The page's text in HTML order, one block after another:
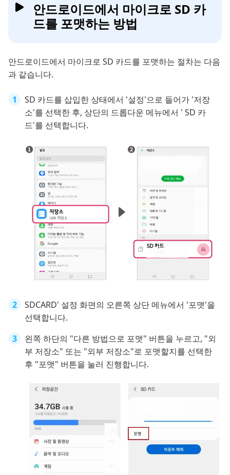
안드로이드에서 마이크로 SD 카
드를 포맷하는 방법
안드로이드에서 마이크로 SD 카드를 포맷하는 절차는 다음
과 같습니다.
SD 카드를 삽입한 상태에서 '설정'으로 들어가 '저장
소'를 선택한 후, 상단의 드롭다운 메뉴에서 ' SD 카
드'를 선택합니다.
SDCARD' 설정 화면의 오른쪽 상단 메뉴에서 '포맷'을
선택합니다.
왼쪽 하단의 "다른 방법으로 포맷" 버튼을 누르고, "외
부 저장소" 또는 "외부 저장소"로 포맷할지를 선택한
후 "포맷" 버튼을 눌러 진행합니다.